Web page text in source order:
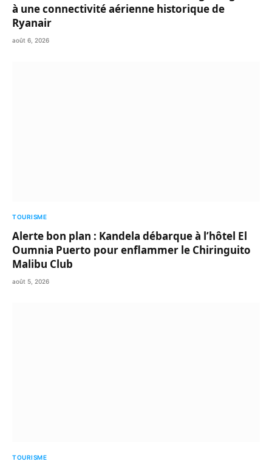
à une connectivité aérienne historique de
Ryanair
août 6, 2026
TOURISME
Alerte bon plan : Kandela débarque à l’hôtel El
Oumnia Puerto pour enflammer le Chiringuito
Malibu Club
août 5, 2026
TOURISME